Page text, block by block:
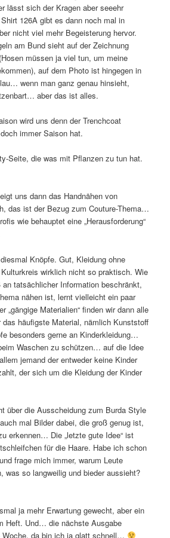
lässt sich der Kragen aber seeehr
Shirt 126A gibt es dann noch mal in
nicht viel mehr Begeisterung hervor.
am Bund sieht auf der Zeichnung
müssen ja viel tun, um meine
auf dem Photo ist hingegen in
wenn man ganz genau hinsieht,
aber das ist alles.
wird uns denn der Trenchcoat
immer Saison hat.
Seite, die was mit Pflanzen zu tun hat.
uns dann das Handnähen von
das ist der Bezug zum Couture-Thema…
wie behauptet eine „Herausforderung“
Knöpfe. Gut, Kleidung ohne
wirklich nicht so praktisch. Wie
tatsächlicher Information beschränkt,
nähen ist, lernt vielleicht ein paar
„gängige Materialien“ finden wir dann alle
das häufigste Material, nämlich Kunststoff
besonders gerne an Kinderkleidung…
Waschen zu schützen… auf die Idee
jemand der entweder keine Kinder
der sich um die Kleidung der Kinder
über die Ausscheidung zum Burda Style
mal Bilder dabei, die groß genug ist,
erkennen… Die „letzte gute Idee“ ist
für die Haare. Habe ich schon
frage mich immer, warum Leute
was so langweilig und bieder aussieht?
ja mehr Erwartung gewecht, aber ein
Heft. Und… die nächste Ausgabe
da bin ich ja glatt schnell…